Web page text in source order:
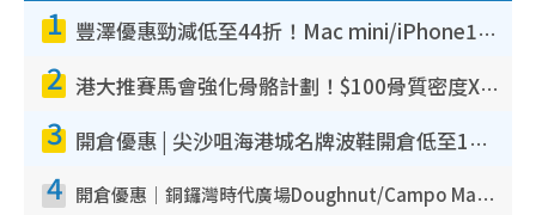
1 豐澤優惠勁減低至44折！Mac mini/iPhone17Pro大減價！廚房家電$220起
2 港大推賽馬會強化骨骼計劃！$100骨質密度X光檢查 完成免費運動訓練送超市禮券！附參加資格
3 開倉優惠 | 尖沙咀海港城名牌波鞋開倉低至1折！On鞋$899起／Joy&Peace鞋履$98起
4 開倉優惠｜銅鑼灣時代廣場Doughnut/Campo Marzio開倉低至1折！背囊、書包、手袋劈價$200起